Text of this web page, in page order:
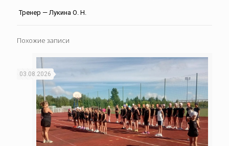
Тренер — Лукина О. Н.
Похожие записи
03.08.2026